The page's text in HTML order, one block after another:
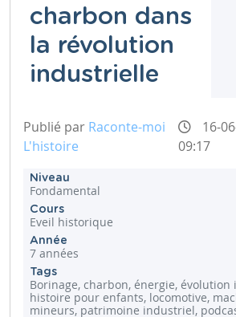
charbon dans
la révolution
industrielle
Publié par Raconte-moi
L'histoire
16-
09:17
Niveau
Fondamental
Cours
Eveil historique
Année
7 années
Tags
Borinage, charbon, énergie,
histoire pour enfants, locomotive,
mineurs, patrimoine industriel,